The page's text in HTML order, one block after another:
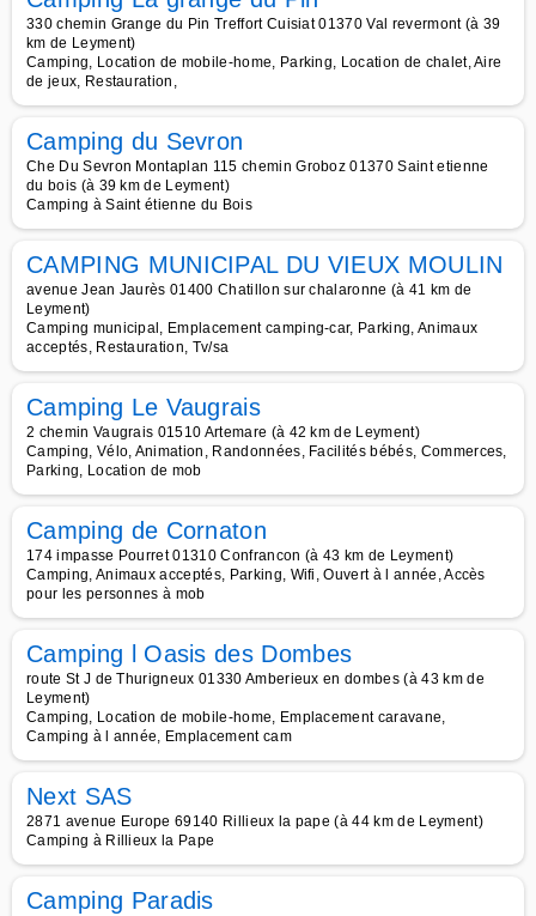
330 chemin Grange du Pin Treffort Cuisiat 01370 Val revermont (à 39
km de Leyment)
Camping, Location de mobile-home, Parking, Location de chalet, Aire
de jeux, Restauration,
Camping du Sevron
Che Du Sevron Montaplan 115 chemin Groboz 01370 Saint etienne
du bois (à 39 km de Leyment)
Camping à Saint étienne du Bois
CAMPING MUNICIPAL DU VIEUX MOULIN
avenue Jean Jaurès 01400 Chatillon sur chalaronne (à 41 km de
Leyment)
Camping municipal, Emplacement camping-car, Parking, Animaux
acceptés, Restauration, Tv/sa
Camping Le Vaugrais
2 chemin Vaugrais 01510 Artemare (à 42 km de Leyment)
Camping, Vélo, Animation, Randonnées, Facilités bébés, Commerces,
Parking, Location de mob
Camping de Cornaton
174 impasse Pourret 01310 Confrancon (à 43 km de Leyment)
Camping, Animaux acceptés, Parking, Wifi, Ouvert à l année, Accès
pour les personnes à mob
Camping l Oasis des Dombes
route St J de Thurigneux 01330 Amberieux en dombes (à 43 km de
Leyment)
Camping, Location de mobile-home, Emplacement caravane,
Camping à l année, Emplacement cam
Next SAS
2871 avenue Europe 69140 Rillieux la pape (à 44 km de Leyment)
Camping à Rillieux la Pape
Camping Paradis